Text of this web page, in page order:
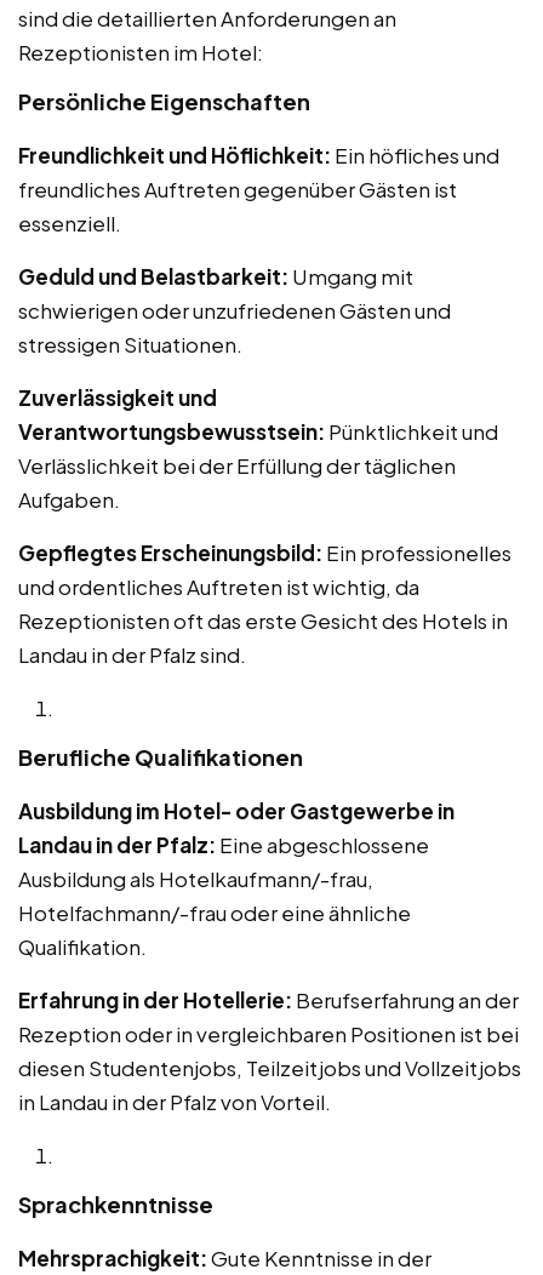
sind die detaillierten Anforderungen an
Rezeptionisten im Hotel:
Persönliche Eigenschaften
Freundlichkeit und Höflichkeit: Ein höfliches und
freundliches Auftreten gegenüber Gästen ist
essenziell.
Geduld und Belastbarkeit: Umgang mit
schwierigen oder unzufriedenen Gästen und
stressigen Situationen.
Zuverlässigkeit und
Verantwortungsbewusstsein: Pünktlichkeit und
Verlässlichkeit bei der Erfüllung der täglichen
Aufgaben.
Gepflegtes Erscheinungsbild: Ein professionelles
und ordentliches Auftreten ist wichtig, da
Rezeptionisten oft das erste Gesicht des Hotels in
Landau in der Pfalz sind.
Berufliche Qualifikationen
Ausbildung im Hotel- oder Gastgewerbe in
Landau in der Pfalz: Eine abgeschlossene
Ausbildung als Hotelkaufmann/-frau,
Hotelfachmann/-frau oder eine ähnliche
Qualifikation.
Erfahrung in der Hotellerie: Berufserfahrung an der
Rezeption oder in vergleichbaren Positionen ist bei
diesen Studentenjobs, Teilzeitjobs und Vollzeitjobs
in Landau in der Pfalz von Vorteil.
Sprachkenntnisse
Mehrsprachigkeit:Gute Kenntnisse in der